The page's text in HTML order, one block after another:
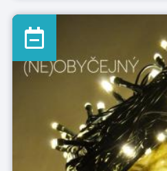
kláštera). ? Výstava potrvá
Vernisáž proběhne v úterý
námi objevovat krásu a
prostřednictvím objektivu